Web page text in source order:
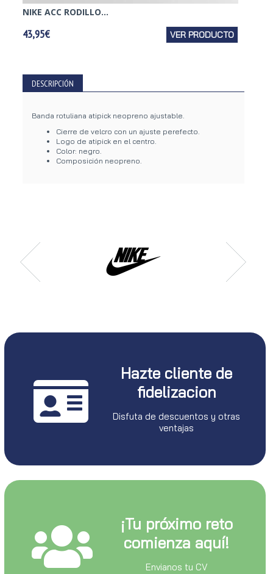
NIKE ACC RODILLO...
43,95€ VER PRODUCTO
DESCRIPCIÓN
Banda rotuliana atipick neopreno ajustable.
Cierre de velcro con un ajuste perefecto.
Logo de atipick en el centro.
Color: negro.
Composición neopreno.
Hazte cliente de
fidelizacion
Disfuta de descuentos y otras
ventajas
¡Tu próximo reto
comienza aquí!
Envianos tu CV